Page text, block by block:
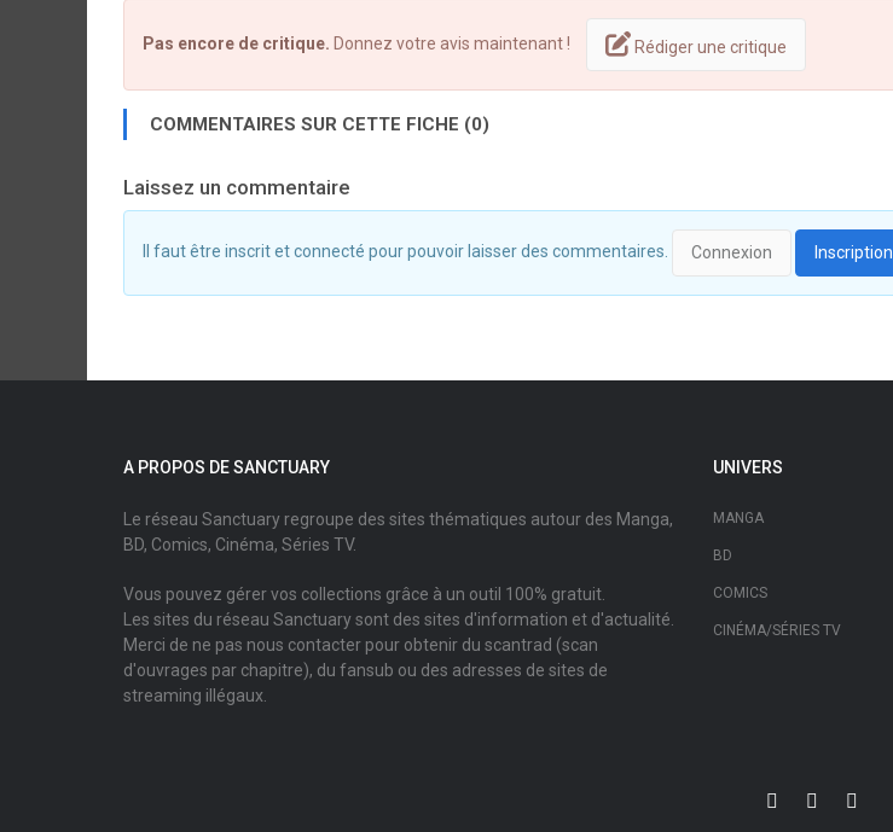
Pas encore de critique. Donnez votre avis maintenant ! Rédiger une critique
COMMENTAIRES SUR CETTE FICHE (0)
Laissez un commentaire
Il faut être inscrit et connecté pour pouvoir laisser des commentaires. Connexion Inscription
A PROPOS DE SANCTUARY
Le réseau Sanctuary regroupe des sites thématiques autour des Manga,
BD, Comics, Cinéma, Séries TV.
Vous pouvez gérer vos collections grâce à un outil 100% gratuit.
Les sites du réseau Sanctuary sont des sites d'information et d'actualité.
Merci de ne pas nous contacter pour obtenir du scantrad (scan
d'ouvrages par chapitre), du fansub ou des adresses de sites de
streaming illégaux.
UNIVERS
MANGA
BD
COMICS
CINÉMA/SÉRIES TV